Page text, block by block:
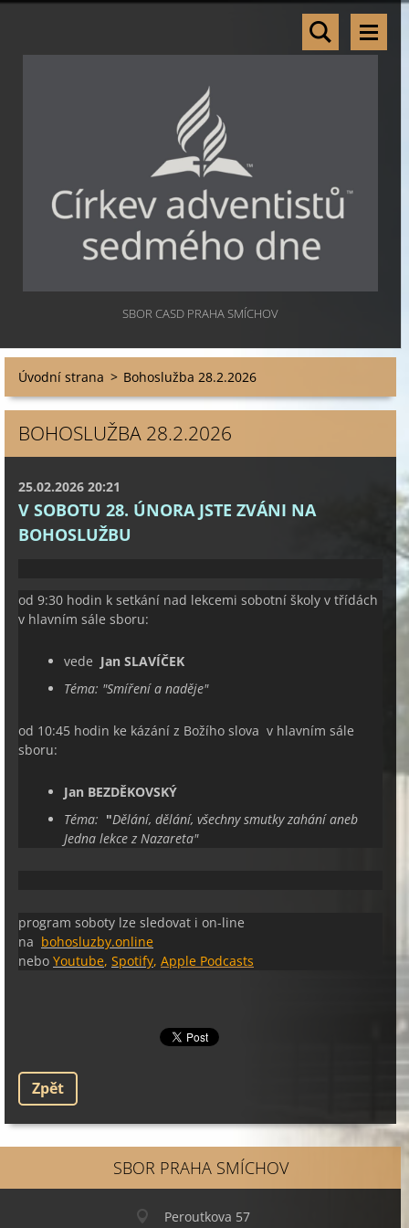
SBOR CASD PRAHA SMÍCHOV
Úvodní strana > Bohoslužba 28.2.2026
BOHOSLUŽBA 28.2.2026
25.02.2026 20:21
V SOBOTU 28. ÚNORA JSTE ZVÁNI NA
BOHOSLUŽBU
od 9:30 hodin k setkání nad lekcemi sobotní školy v třídách
v hlavním sále sboru:
vede Jan SLAVÍČEK
Téma: "Smíření a naděje"
od 10:45 hodin ke kázání z Božího slova v hlavním sále
sboru:
Jan BEZDĚKOVSKÝ
Téma: "Dělání, dělání, všechny smutky zahání aneb
Jedna lekce z Nazareta"
program soboty lze sledovat i on-line
na bohosluzby.online
nebo Youtube, Spotify, Apple Podcasts
Zpět
SBOR PRAHA SMÍCHOV
Peroutkova 57